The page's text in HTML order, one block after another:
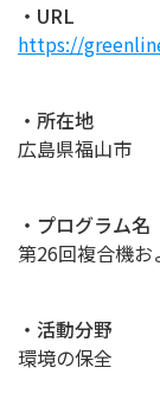
・URL
https://
・所在地
広島県福山市
・プログラム名
第26回複合機お
・活動分野
環境の保全